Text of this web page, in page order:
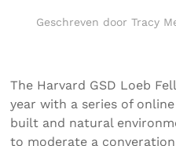
Geschreven door Tracy
The Harvard GSD Loeb
year with a series of
built and natural
to moderate a converation